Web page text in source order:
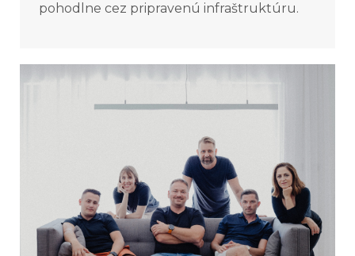
pohodlne cez pripravenú infraštruktúru.